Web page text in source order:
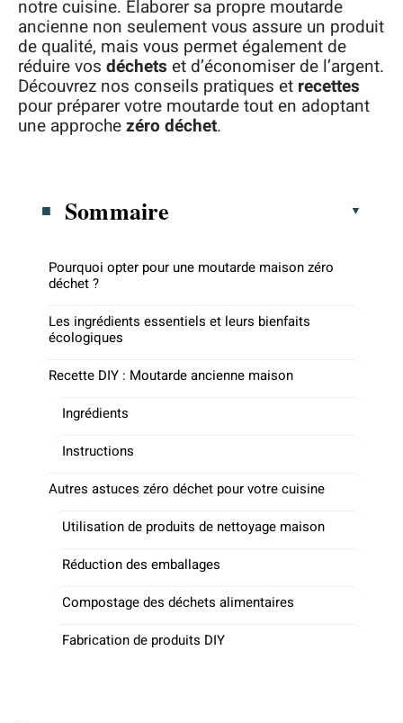
notre cuisine. Élaborer sa propre moutarde
ancienne non seulement vous assure un produit
de qualité, mais vous permet également de
réduire vos déchets et d’économiser de l’argent.
Découvrez nos conseils pratiques et recettes
pour préparer votre moutarde tout en adoptant
une approchezéro déchet.
Sommaire
Pourquoi opter pour une moutarde maison zéro
déchet ?
Les ingrédients essentiels et leurs bienfaits
écologiques
Recette DIY : Moutarde ancienne maison
Ingrédients
Instructions
Autres astuces zéro déchet pour votre cuisine
Utilisation de produits de nettoyage maison
Réduction des emballages
Compostage des déchets alimentaires
Fabrication de produits DIY